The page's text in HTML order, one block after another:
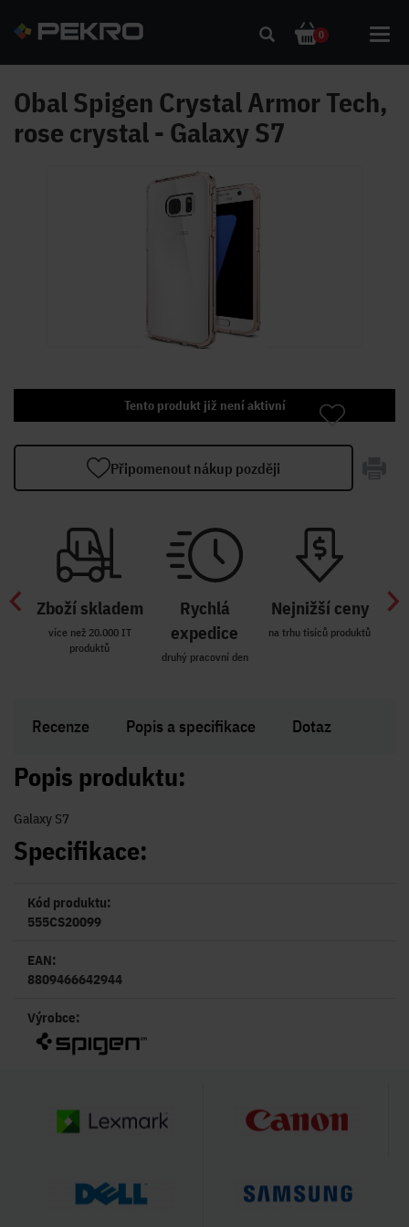
0
Obal Spigen Crystal Armor Tech,
rose crystal - Galaxy S7
Tento produkt již není aktivní
Připomenout nákup později
Zboží skladem
více než 20.000 IT
produktů
Rychlá
expedice
druhý pracovní den
Nejnižší ceny
na trhu tisíců produktů
Recenze Popis a specifikace Dotaz
Popis produktu:
Galaxy S7
Specifikace:
Kód produktu:
555CS20099
EAN:
8809466642944
Výrobce: